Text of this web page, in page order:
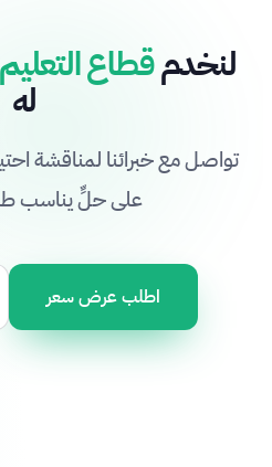
لنخدمقطاع التعليم
له
تواصل مع خبرائنا لمناقشة
على حلٍّ يناسب
اطلب عرض سعر